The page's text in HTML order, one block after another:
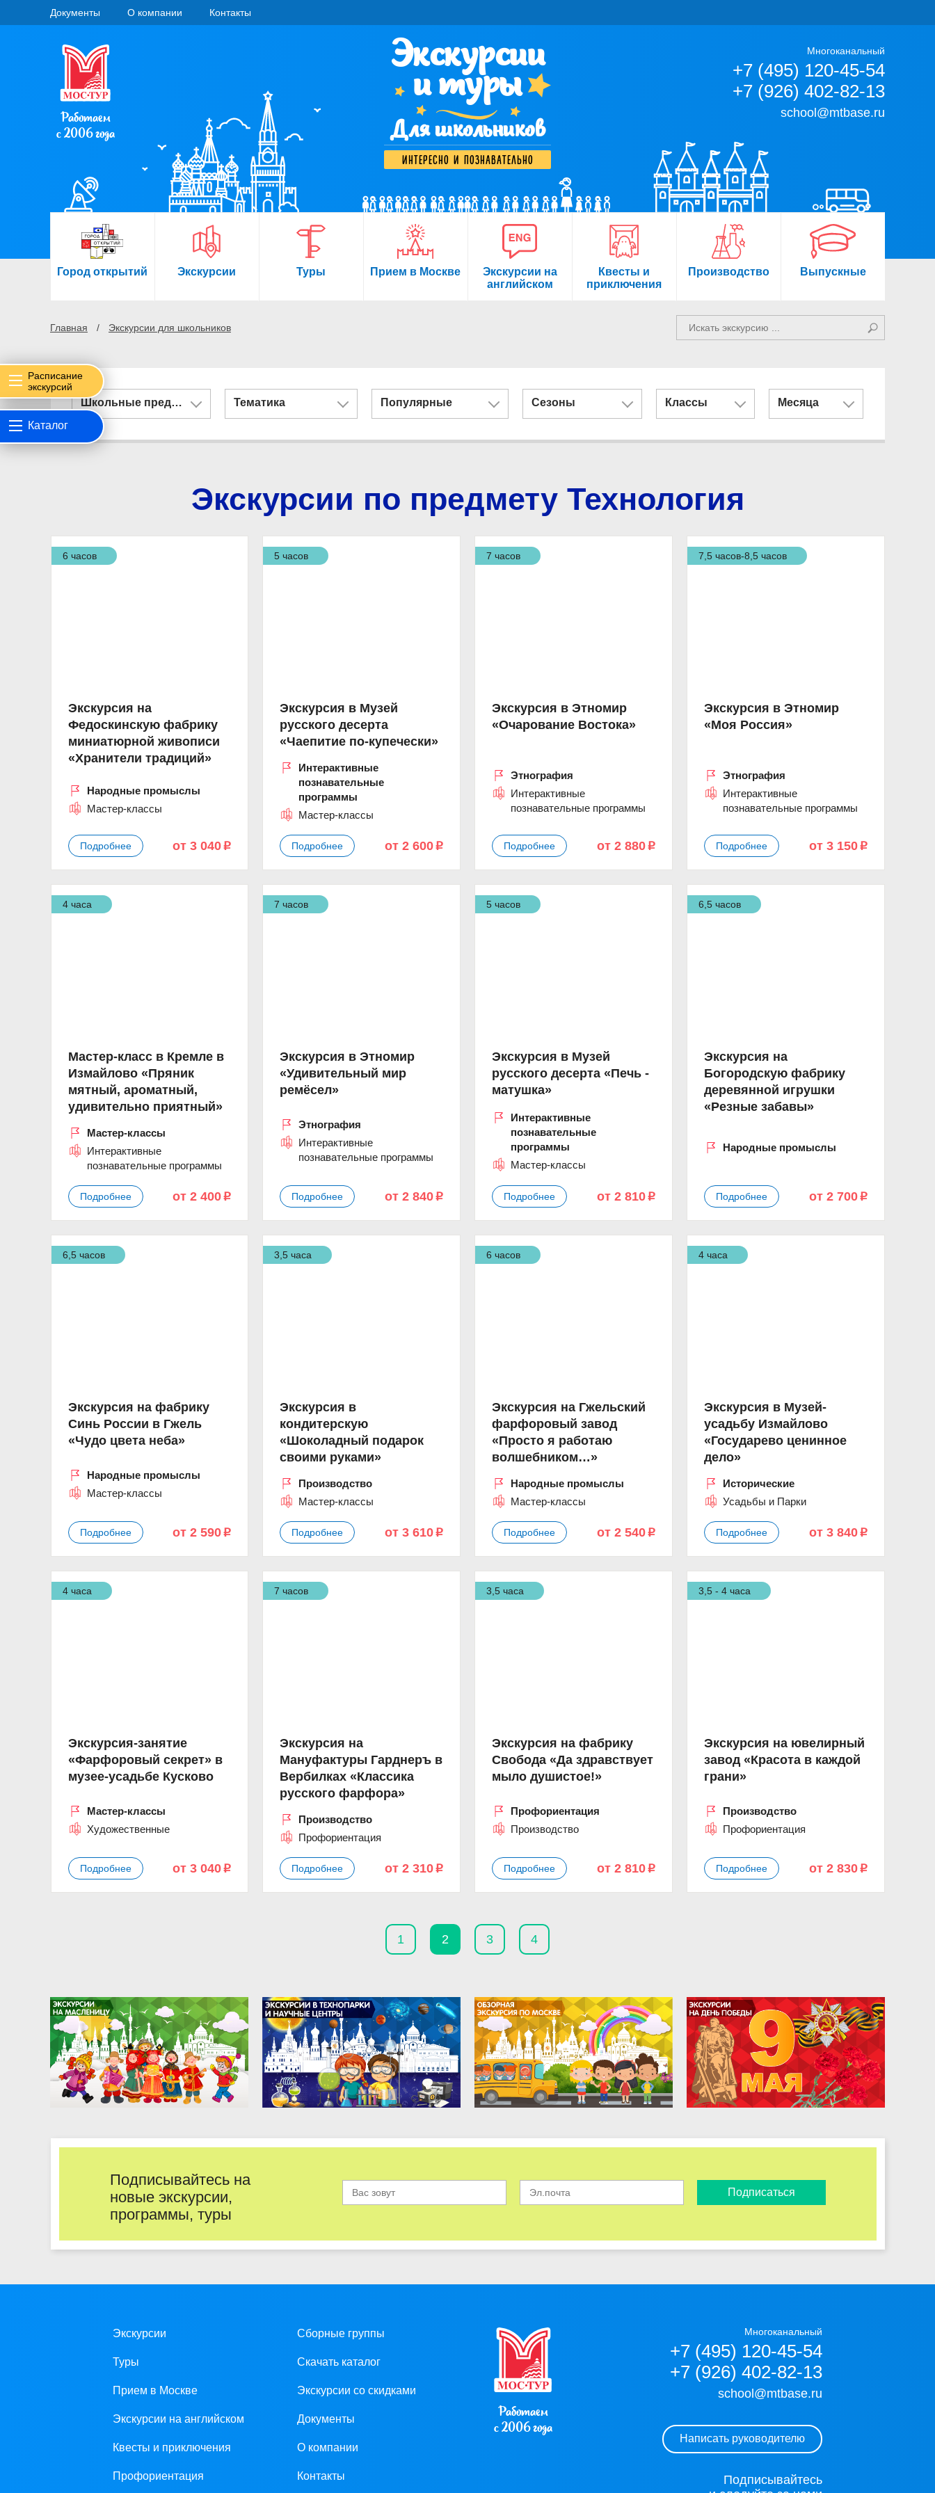
Документы О компании Контакты
Работаем
с 2006 года
Экскурсии
и туры
Для школьников
интересно и познавательно
Многоканальный
+7 (495) 120-45-54
+7 (926) 402-82-13
school@mtbase.ru
Город открытий Экскурсии Туры Прием в Москве
Экскурсии на
английском
Квесты и
приключения
Производство Выпускные
Главная Экскурсии для школьников
Расписание
экскурсий
Каталог
Школьные предметы Тематика Популярные Сезоны Классы Месяца
Экскурсии по предмету Технология
6 часов
Экскурсия на
Федоскинскую фабрику
миниатюрной живописи
«Хранители традиций»
Народные промыслы
Мастер-классы
Подробнее от 3 040 p
5 часов
Экскурсия в Музей
русского десерта
«Чаепитие по-купечески»
Интерактивные
познавательные
программы
Мастер-классы
Подробнее от 2 600 p
7 часов
Экскурсия в Этномир
«Очарование Востока»
Этнография
Интерактивные
познавательные программы
Подробнее от 2 880p
7,5 часов-8,5 часов
Экскурсия в Этномир
«Моя Россия»
Этнография
Интерактивные
познавательные программы
Подробнее от 3 150p
4 часа
Мастер-класс в Кремле в
Измайлово «Пряник
мятный, ароматный,
удивительно приятный»
Мастер-классы
Интерактивные
познавательные программы
Подробнее от 2 400 p
7 часов
Экскурсия в Этномир
«Удивительный мир
ремёсел»
Этнография
Интерактивные
познавательные программы
Подробнее от 2 840 p
5 часов
Экскурсия в Музей
русского десерта «Печь -
матушка»
Интерактивные
познавательные
программы
Мастер-классы
Подробнее от 2 810p
6,5 часов
Экскурсия на
Богородскую фабрику
деревянной игрушки
«Резные забавы»
Народные промыслы
Подробнее от 2 700p
6,5 часов
Экскурсия на фабрику
Синь России в Гжель
«Чудо цвета неба»
Народные промыслы
Мастер-классы
Подробнее от 2 590 p
3,5 часа
Экскурсия в
кондитерскую
«Шоколадный подарок
своими руками»
Производство
Мастер-классы
Подробнее от 3 610 p
6 часов
Экскурсия на Гжельский
фарфоровый завод
«Просто я работаю
волшебником…»
Народные промыслы
Мастер-классы
Подробнее от 2 540p
4 часа
Экскурсия в Музей-
усадьбу Измайлово
«Государево ценинное
дело»
Исторические
Усадьбы и Парки
Подробнее от 3 840p
4 часа
Экскурсия-занятие
«Фарфоровый секрет» в
музее-усадьбе Кусково
Мастер-классы
Художественные
Подробнее от 3 040 p
7 часов
Экскурсия на
Мануфактуры Гарднеръ в
Вербилках «Классика
русского фарфора»
Производство
Профориентация
Подробнее от 2 310 p
3,5 часа
Экскурсия на фабрику
Свобода «Да здравствует
мыло душистое!»
Профориентация
Производство
Подробнее от 2 810p
3,5 - 4 часа
Экскурсия на ювелирный
завод «Красота в каждой
грани»
Производство
Профориентация
Подробнее от 2 830p
1 2 3 4
Подписывайтесь на
новые экскурсии,
программы, туры
Подписаться
Экскурсии
Туры
Прием в Москве
Экскурсии на английском
Квесты и приключения
Профориентация
Сборные группы
Скачать каталог
Экскурсии со скидками
Документы
О компании
Контакты
Работаем
с 2006 года
Многоканальный
+7 (495) 120-45-54
+7 (926) 402-82-13
school@mtbase.ru
Написать руководителю
Подписывайтесь